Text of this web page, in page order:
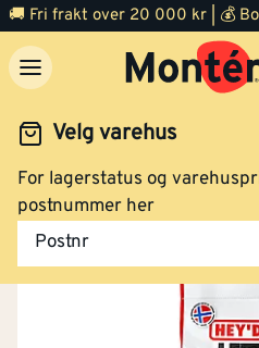
Velg varehus
For lagerstatus og
postnummer her
Postnr
Gulv Avrettningsmasse